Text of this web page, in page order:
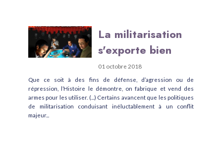
La militarisation
s'exporte bien
01 octobre 2018
Que ce soit à des fins de défense, d’agression ou de
répression, l’Histoire le démontre, on fabrique et vend des
armes pour les utiliser. (...) Certains avancent que les politiques
de militarisation conduisant inéluctablement à un conflit
majeur...